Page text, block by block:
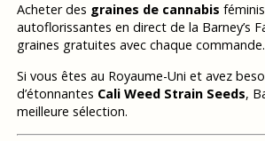
Acheter des graines de cannabis
autoflorissantes en direct de la Barney’s
graines gratuites avec chaque commande.
Si vous êtes au Royaume-Uni et avez
d’étonnantes Cali Weed Strain Seeds,
meilleure sélection.